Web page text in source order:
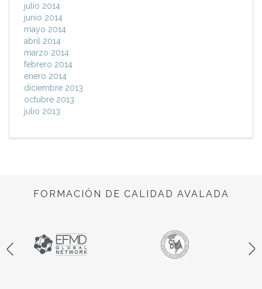
julio 2014
junio 2014
mayo 2014
abril 2014
marzo 2014
febrero 2014
enero 2014
diciembre 2013
octubre 2013
julio 2013
FORMACIÓN DE CALIDAD AVALADA